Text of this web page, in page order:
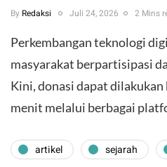
By Redaksi Juli 24, 2026 2 Mins
Perkembangan teknologi
masyarakat berpartisipasi
Kini, donasi dapat
menit melalui berbagai
artikel sejarah